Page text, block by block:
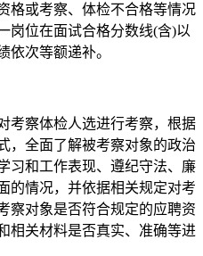
格或考察、体检不合格等情况
岗位在面试合格分数线(含)以
依次等额递补。
考察体检人选进行考察，根据
，全面了解被考察对象的政治
习和工作表现、遵纪守法、廉
的情况，并依据相关规定对考
察对象是否符合规定的应聘资
相关材料是否真实、准确等进